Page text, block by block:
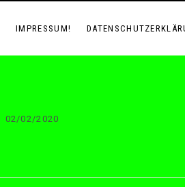
IMPRESSUM!
02/02/2020